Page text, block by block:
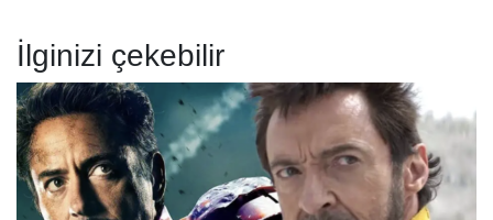
İlginizi çekebilir